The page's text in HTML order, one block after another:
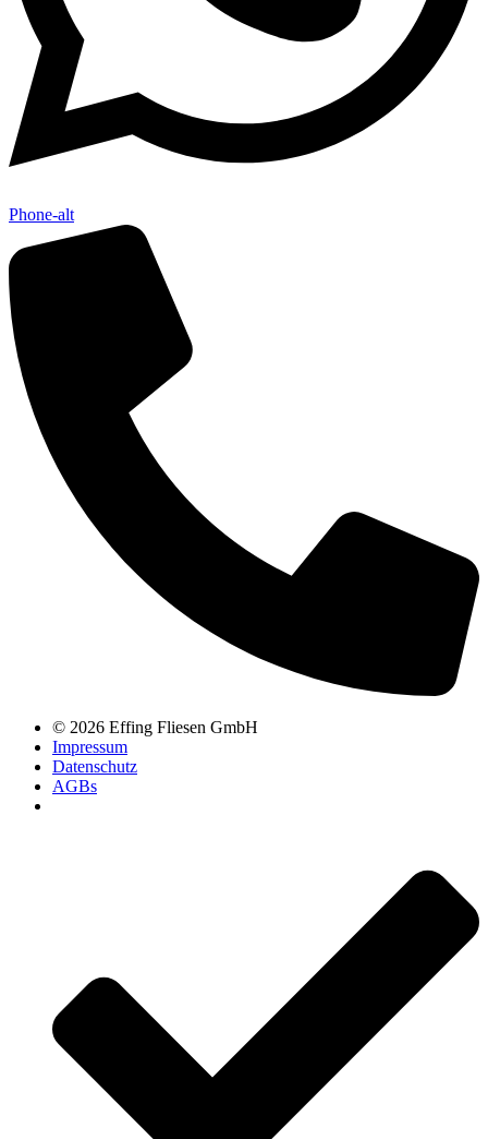
Phone-alt
© 2026 Effing Fliesen GmbH
Impressum
Datenschutz
AGBs